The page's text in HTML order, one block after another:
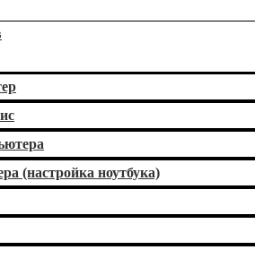
(настройка ноутбука)